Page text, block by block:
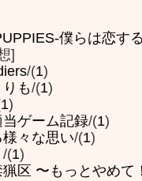
僕らは恋す
]
/(1)
も/(1)
1)
ゲーム記録/(1)
様々な思い/(1)
/(1)
区 〜もっとやめて